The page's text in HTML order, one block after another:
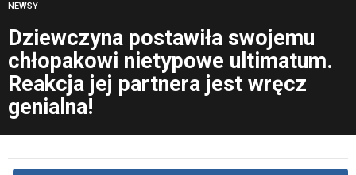
NEWSY
Dziewczyna postawiła swojemu
chłopakowi nietypowe ultimatum.
Reakcja jej partnera jest wręcz
genialna!